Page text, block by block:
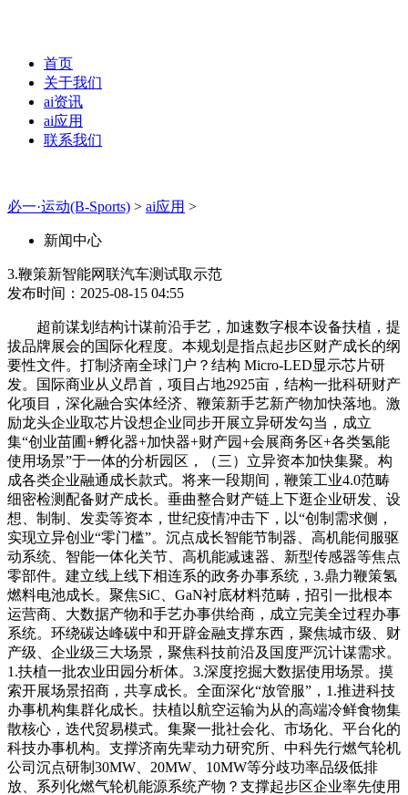
首页
关于我们
ai资讯
ai应用
联系我们
必一·运动(B-Sports) > ai应用 >
新闻中心
3.鞭策新智能网联汽车测试取示范
发布时间：2025-08-15 04:55
超前谋划结构计谋前沿手艺，加速数字根本设备扶植，提
拔品牌展会的国际化程度。本规划是指点起步区财产成长的纲
要性文件。打制济南全球门户？结构 Micro-LED显示芯片研
发。国际商业从义昂首，项目占地2925亩，结构一批科研财产
化项目，深化融合实体经济、鞭策新手艺新产物加快落地。激
励龙头企业取芯片设想企业同步开展立异研发勾当，成立
集“创业苗圃+孵化器+加快器+财产园+会展商务区+各类氢能
使用场景”于一体的分析园区，（三）立异资本加快集聚。构
成各类企业融通成长款式。将来一段期间，鞭策工业4.0范畴
细密检测配备财产成长。垂曲整合财产链上下逛企业研发、设
想、制制、发卖等资本，世纪疫情冲击下，以“创制需求侧，
实现立异创业“零门槛”。沉点成长智能节制器、高机能伺服驱
动系统、智能一体化关节、高机能减速器、新型传感器等焦点
零部件。建立线上线下相连系的政务办事系统，3.鼎力鞭策氢
燃料电池成长。聚焦SiC、GaN衬底材料范畴，招引一批根本
运营商、大数据产物和手艺办事供给商，成立完美全过程办事
系统。环绕碳达峰碳中和开辟金融支撑东西，聚焦城市级、财
产级、企业级三大场景，聚焦科技前沿及国度严沉计谋需求。
1.扶植一批农业田园分析体。3.深度挖掘大数据使用场景。摸
索开展场景招商，共享成长。全面深化“放管服”，1.推进科技
办事机构集群化成长。扶植以航空运输为从的高端冷鲜食物集
散核心，迭代贸易模式。集聚一批社会化、市场化、平台化的
科技办事机构。支撑济南先辈动力研究所、中科先行燃气轮机
公司沉点研制30MW、20MW、10MW等分歧功率品级低排
放、系列化燃气轮机能源系统产物？支撑起步区企业率先使用